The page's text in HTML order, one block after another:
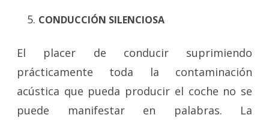
CONDUCCIÓN SILENCIOSA
El placer de conducir suprimiendo
prácticamente toda la contaminación
acústica que pueda producir el coche no se
puede manifestar en palabras. La